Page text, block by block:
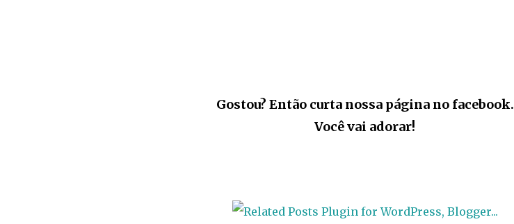
Gostou? Então curta nossa página no facebook.
Você vai adorar!